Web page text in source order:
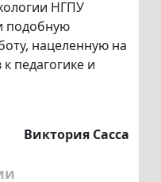
НГПУ
подобную
нацеленную на
педагогике и
Виктория Сасса